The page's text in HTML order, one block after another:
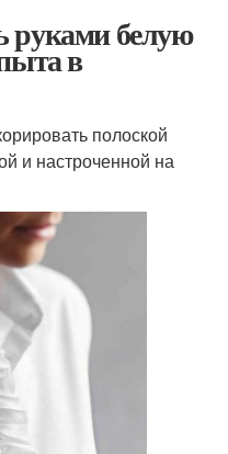
руками белую
в
полоской
и настроченной на